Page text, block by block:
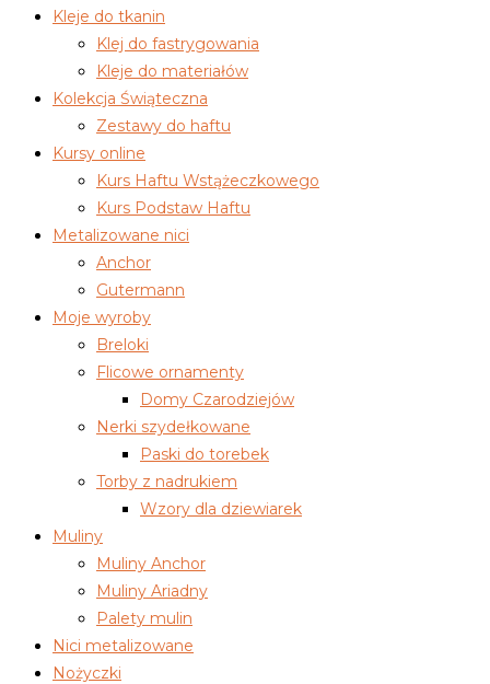
Kleje do tkanin
Klej do fastrygowania
Kleje do materiałów
Kolekcja Świąteczna
Zestawy do haftu
Kursy online
Kurs Haftu Wstążeczkowego
Kurs Podstaw Haftu
Metalizowane nici
Anchor
Gutermann
Moje wyroby
Breloki
Flicowe ornamenty
Domy Czarodziejów
Nerki szydełkowane
Paski do torebek
Torby z nadrukiem
Wzory dla dziewiarek
Muliny
Muliny Anchor
Muliny Ariadny
Palety mulin
Nici metalizowane
Nożyczki